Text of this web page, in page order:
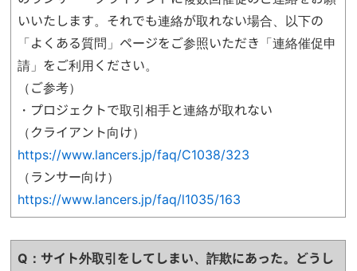
いいたします。それでも連絡が取れない場合、以下の
「よくある質問」ページをご参照いただき「連絡催促申
請」をご利用ください。
（ご参考）
・プロジェクトで取引相手と連絡が取れない
（クライアント向け）
https://www.lancers.jp/faq/C1038/323
（ランサー向け）
https://www.lancers.jp/faq/l1035/163
Q：サイト外取引をしてしまい、詐欺にあった。どうし